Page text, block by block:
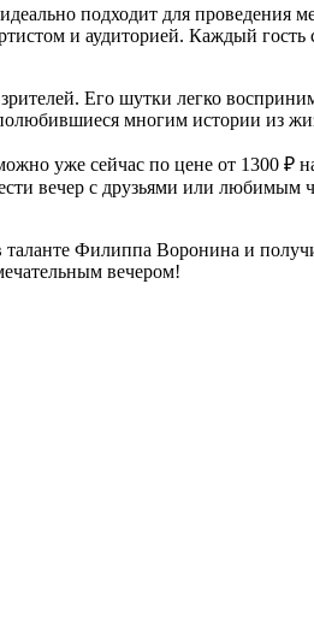
подходит для проведения
и аудиторией. Каждый гость
Его шутки легко
многим истории из
уже сейчас по цене от 1300 ₽
вечер с друзьями или
Филиппа Воронина и
вечером!